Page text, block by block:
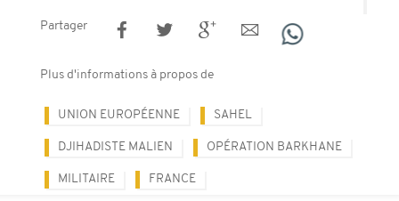
Partager
Plus d'informations à propos de
UNION EUROPÉENNE SAHEL
DJIHADISTE MALIEN OPÉRATION BARKHANE
MILITAIRE FRANCE